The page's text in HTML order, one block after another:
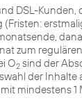
DSL-Kunden,
zum
O2 sind der
der Inhalte
mindestens